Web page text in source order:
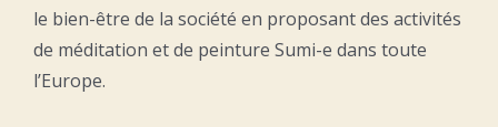
le bien-être de la société en proposant des activités
de méditation et de peinture Sumi-e dans toute
l’Europe.